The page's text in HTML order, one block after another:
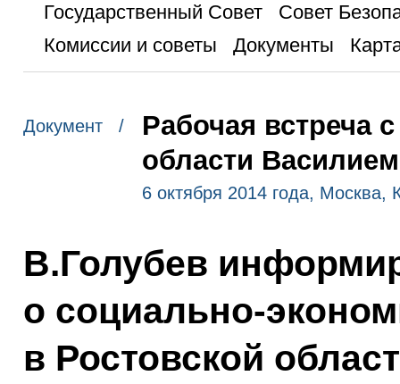
Государственный Совет
Совет
Комиссии и советы
Документы
Документ /
Рабочая встреча
области
6 октября 2014 года, Москва,
В.Голубев
о социально-
в Ростовской